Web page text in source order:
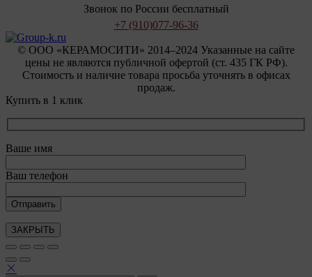
Звонок по России бесплатный
+7 (910)077-96-36
© OOO «КЕРАМОСИТИ» 2014–2024 Указанные на сайте
цены не являются публичной офертой (ст. 435 ГК РФ).
Стоимость и наличие товара просьба уточнять в офисах
продаж.
Купить в 1 клик
Ваше имя
Ваш телефон
ЗАКРЫТЬ